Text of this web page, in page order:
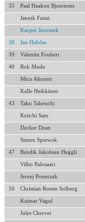
35 Paal Haakon Bjoertomt
Jannik Faisst
Kacper Juroszek
38 Jan Habdas
39 Valentin Foubert
40 Rok Masle
Mico Ahonen
Kalle Heikkinen
43 Taku Takeuchi
Keiichi Sato
Decker Dean
Simon Spiewok
47 Bendik Jakobsen Heggli
Vilho Palosaari
Jernej Presecnik
50 Christian Roeste Solberg
Kaimar Vagul
Jules Chervet